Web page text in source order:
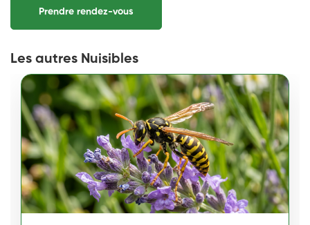
Prendre rendez-vous
Les autres Nuisibles